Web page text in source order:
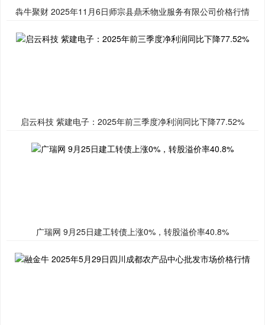
犇牛聚财 2025年11月6日师宗县鼎禾物业服务有限公司价格行情
启云科技 紫建电子：2025年前三季度净利润同比下降77.52%
广瑞网 9月25日建工转债上涨0%，转股溢价率40.8%